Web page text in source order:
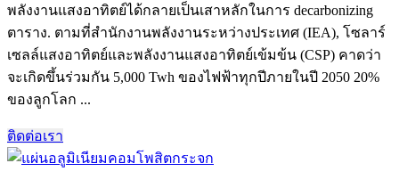
พลังงานแสงอาทิตย์ได้กลายเป็นเสาหลักในการ decarbonizing
ตาราง. ตามที่สำนักงานพลังงานระหว่างประเทศ (IEA), โซลาร์
เซลล์แสงอาทิตย์และพลังงานแสงอาทิตย์เข้มข้น (CSP) คาดว่า
จะเกิดขึ้นร่วมกัน 5,000 Twh ของไฟฟ้าทุกปีภายในปี 2050 20%
ของลูกโลก ...
ติดต่อเรา